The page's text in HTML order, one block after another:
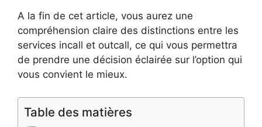
A la fin de cet article, vous aurez une
compréhension claire des distinctions entre les
services incall et outcall, ce qui vous permettra
de prendre une décision éclairée sur l’option qui
vous convient le mieux.
Table des matières